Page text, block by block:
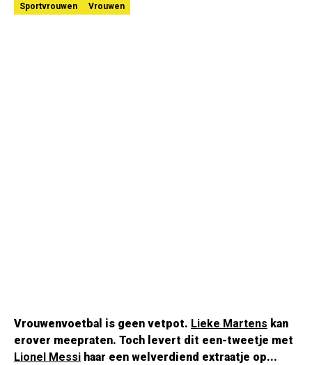
Sportvrouwen
Vrouwen
Vrouwenvoetbal is geen vetpot. Lieke Martens kan
erover meepraten. Toch levert dit een-tweetje met
Lionel Messi haar een welverdiend extraatje op...